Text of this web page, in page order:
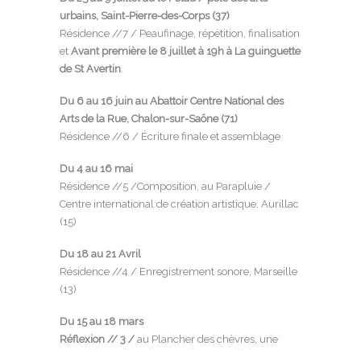
urbains, Saint-Pierre-des-Corps (37)
Résidence //7 / Peaufinage, répétition, finalisation
et Avant première le 8 juillet à 19h à La guinguette
de St Avertin.
Du 6 au 16 juin au Abattoir Centre National des
Arts de la Rue, Chalon-sur-Saône (71)
Résidence //6 / Écriture finale et assemblage
Du 4 au 16 mai
Résidence //5 /Composition, au Parapluie /
Centre international de création artistique, Aurillac
(15)
Du 18 au 21 Avril
Résidence //4 / Enregistrement sonore, Marseille
(13)
Du 15 au 18 mars
Réflexion // 3 / au Plancher des chèvres, une